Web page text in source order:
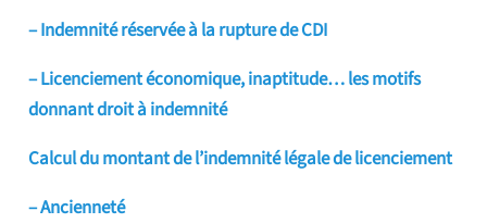
– Indemnité réservée à la rupture de CDI
– Licenciement économique, inaptitude… les motifs
donnant droit à indemnité
Calcul du montant de l’indemnité légale de licenciement
– Ancienneté